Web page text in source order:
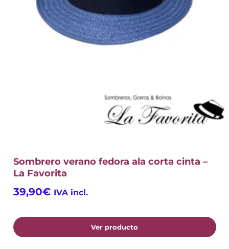
Sombrero verano fedora ala corta cinta –
La Favorita
39,90€ IVA incl.
Ver producto